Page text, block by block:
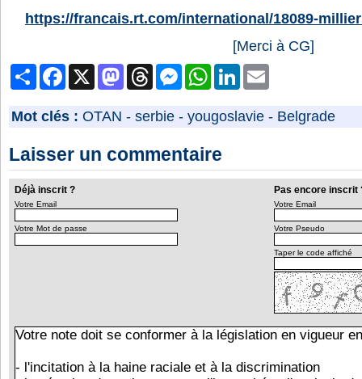
https://francais.rt.com/international/18089-
[Merci à CG]
PartagerFacebook MastodonThreads MessengerWhatsAppLinkedIn
Mot clés : OTAN - serbie - yougoslavie - Belgrade
Laisser un commentaire
Déjà inscrit ? Pas encore inscrit
Votre Email
Votre Mot de passe
Votre Email
Votre Pseudo
Taper le code affiché